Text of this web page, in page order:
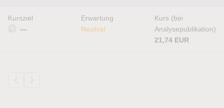
Kursziel
—
Erwartung
Neutral
Kurs (bei
Analysepublikation)
21,74 EUR